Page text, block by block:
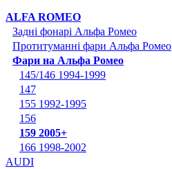
ALFA ROMEO
Задні фонарі Альфа Ромео
Протитуманні фари Альфа Ромео
Фари на Альфа Ромео
145/146 1994-1999
147
155 1992-1995
156
159 2005+
166 1998-2002
AUDI